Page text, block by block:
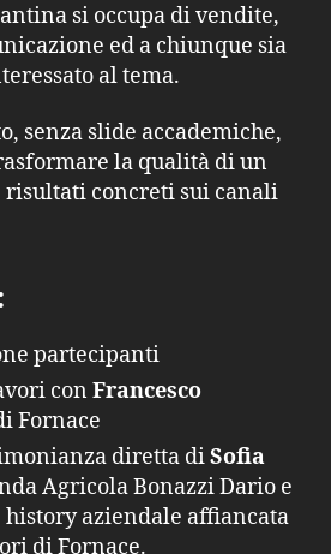
si occupa di vendite,
ed a chiunque sia
al tema.
senza slide accademiche,
la qualità di un
concreti sui canali
partecipanti
con Francesco
Fornace
diretta diSofia
Agricola Bonazzi Dario e
history aziendale affiancata
di Fornace.